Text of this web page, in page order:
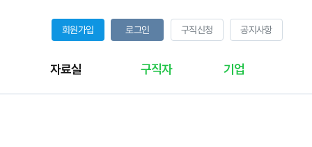
회원가입 로그인 구직신청 공지사항
자료실 구직자 기업